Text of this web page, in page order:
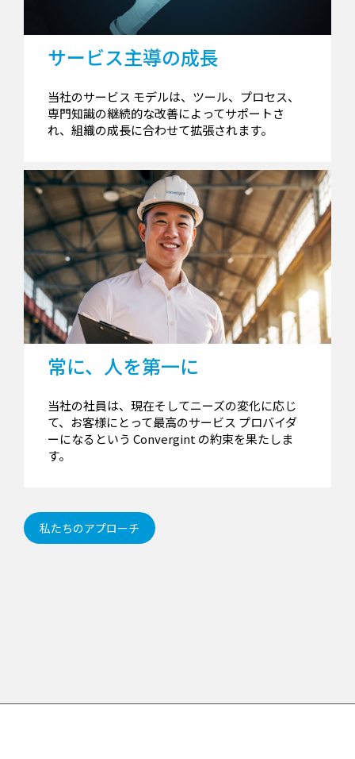
サービス主導の成長
当社のサービス モデルは、ツール、プロセス、
専門知識の継続的な改善によってサポートさ
れ、組織の成長に合わせて拡張されます。
常に、人を第一に
当社の社員は、現在そしてニーズの変化に応じ
て、お客様にとって最高のサービス プロバイダ
ーになるという Convergint の約束を果たしま
す。
私たちのアプローチ